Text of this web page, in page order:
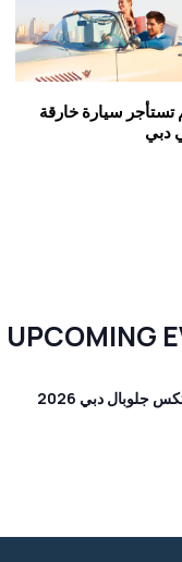
تستأجر سيارة خارقة
دبي
UPCOMING
جلوبال دبي 2026